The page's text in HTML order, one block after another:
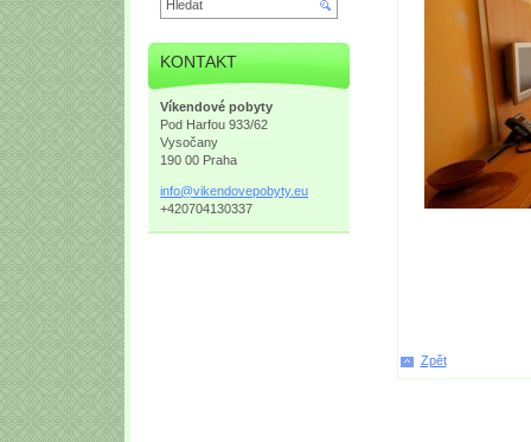
Zpět
KONTAKT
Víkendové pobyty
Pod Harfou 933/62
Vysočany
190 00 Praha
info@vikendovepobyty.eu
+420704130337